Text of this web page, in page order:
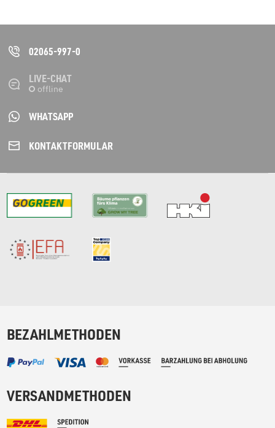
02065-997-0
LIVE-CHAT
WHATSAPP
KONTAKT­FORMULAR
BEZAHLMETHODEN
VERSANDMETHODEN